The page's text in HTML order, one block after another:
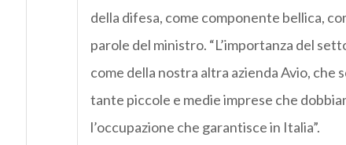
della difesa, come componente bellica,
parole del ministro. “L’importanza del
come della nostra altra azienda Avio, che
tante piccole e medie imprese che
l’occupazione che garantisce in Italia”.